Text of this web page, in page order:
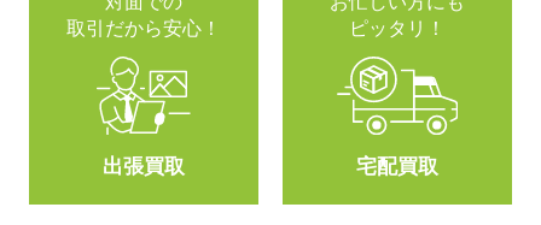
取引だから安心！
出張買取
ピッタリ！
宅配買取